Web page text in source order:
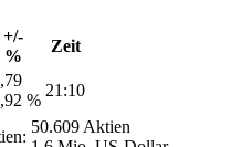
+/-
%
Zeit
%
21:10
50.609 Aktien